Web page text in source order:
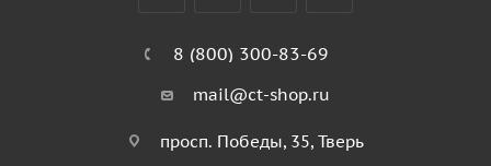
8 (800) 300-83-69
mail@ct-shop.ru
просп. Победы, 35, Тверь